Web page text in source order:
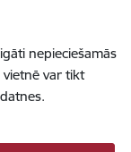
nepieciešamās
vietnē var tikt